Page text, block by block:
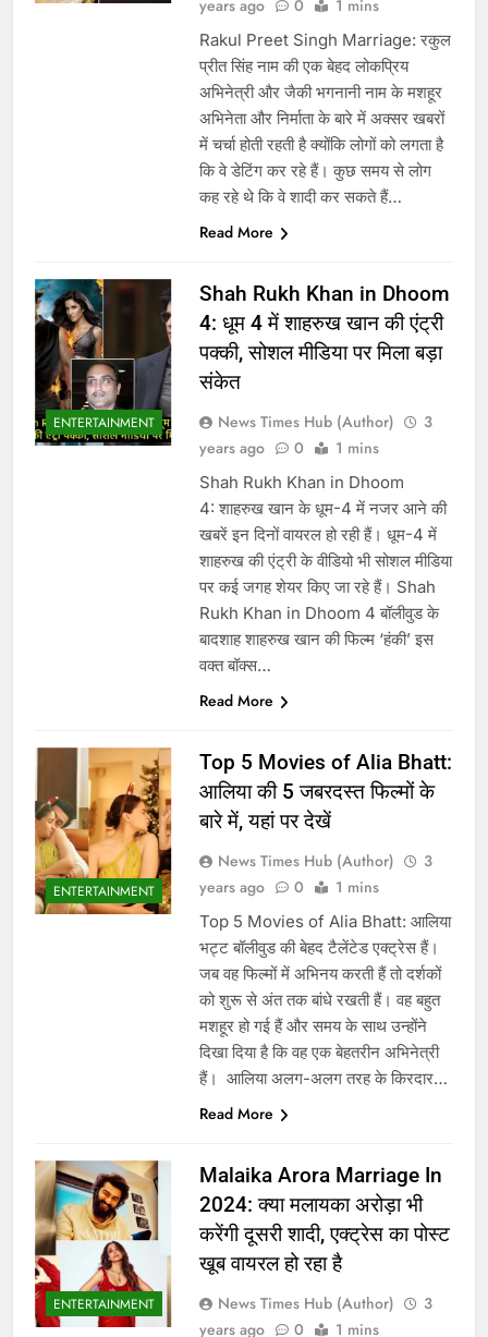
years ago 0 1 mins
Rakul Preet Singh Marriage: रकुल
प्रीत सिंह नाम की एक बेहद लोकप्रिय
अभिनेत्री और जैकी भगनानी नाम के मशहूर
अभिनेता और निर्माता के बारे में अक्सर खबरों
में चर्चा होती रहती है क्योंकि लोगों को लगता है
कि वे डेटिंग कर रहे हैं। कुछ समय से लोग
कह रहे थे कि वे शादी कर सकते हैं…
Read More
ENTERTAINMENT
Shah Rukh Khan in Dhoom
4: धूम 4 में शाहरुख खान की एंट्री
पक्की, सोशल मीडिया पर मिला बड़ा
संकेत
News Times Hub (Author)
3
years ago
0 1 mins
Shah Rukh Khan in Dhoom
4: शाहरुख खान के धूम-4 में नजर आने की
खबरें इन दिनों वायरल हो रही हैं। धूम-4 में
शाहरुख की एंट्री के वीडियो भी सोशल मीडिया
पर कई जगह शेयर किए जा रहे हैं। Shah
Rukh Khan in Dhoom 4 बॉलीवुड के
बादशाह शाहरुख खान की फिल्म ‘हंकी’ इस
वक्त बॉक्स…
Read More
ENTERTAINMENT
Top 5 Movies of Alia Bhatt:
आलिया की 5 जबरदस्त फिल्मों के
बारे में, यहां पर देखें
News Times Hub (Author)
3
years ago
0 1 mins
Top 5 Movies of Alia Bhatt: आलिया
भट्ट बॉलीवुड की बेहद टैलेंटेड एक्ट्रेस हैं।
जब वह फिल्मों में अभिनय करती हैं तो दर्शकों
को शुरू से अंत तक बांधे रखती हैं। वह बहुत
मशहूर हो गई हैं और समय के साथ उन्होंने
दिखा दिया है कि वह एक बेहतरीन अभिनेत्री
हैं। आलिया अलग-अलग तरह के किरदार…
Read More
ENTERTAINMENT
Malaika Arora Marriage In
2024: क्या मलायका अरोड़ा भी
करेंगी दूसरी शादी, एक्ट्रेस का पोस्ट
खूब वायरल हो रहा है
News Times Hub (Author)
3
years ago
0 1 mins